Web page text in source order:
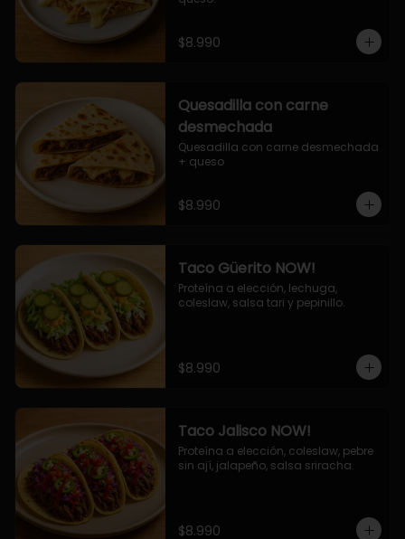
$8.990
Quesadilla con carne
desmechada
Quesadilla con carne desmechada
+ queso
$8.990
Taco Güerito NOW!
Proteína a elección, lechuga,
coleslaw, salsa tari y pepinillo.
$8.990
Taco Jalisco NOW!
Proteína a elección, coleslaw, pebre
sin ají, jalapeño, salsa sriracha.
$8.990